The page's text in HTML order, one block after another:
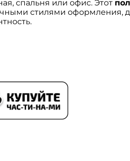
спальня или офис. Этот
стилями оформления,